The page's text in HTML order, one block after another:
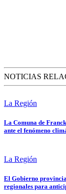
NOTICIAS
La Región
La Comuna de
ante el fenómeno
La Región
El Gobierno
regionales para